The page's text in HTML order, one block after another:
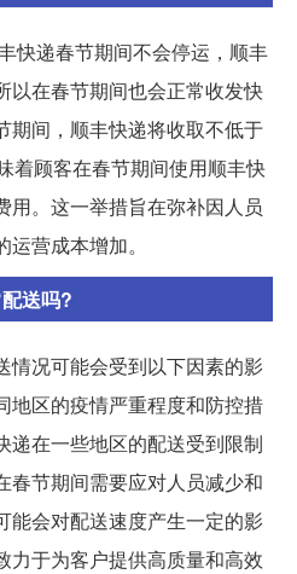
快递春节期间不会停运，顺丰
以在春节期间也会正常收发快
期间，顺丰快递将收取不低于
着顾客在春节期间使用顺丰快
用。这一举措旨在弥补因人员
营成本增加。
送吗?
情况可能会受到以下因素的影
地区的疫情严重程度和防控措
递在一些地区的配送受到限制
春节期间需要应对人员减少和
能会对配送速度产生一定的影
力于为客户提供高质量和高效